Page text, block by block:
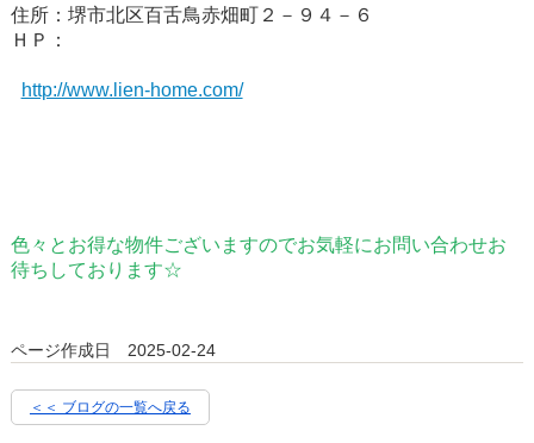
住所：堺市北区百舌鳥赤畑町２－９４－６
ＨＰ：
http://www.lien-home.com/
色々とお得な物件ございますのでお気軽にお問い合わせお
待ちしております☆
ページ作成日 2025-02-24
＜＜ ブログの一覧へ戻る